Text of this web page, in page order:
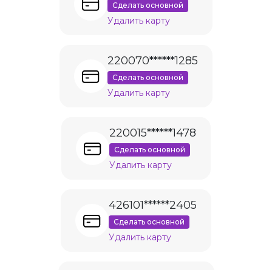
Сделать основной
Удалить карту
220070******1285
Сделать основной
Удалить карту
220015******1478
Сделать основной
Удалить карту
426101******2405
Сделать основной
Удалить карту